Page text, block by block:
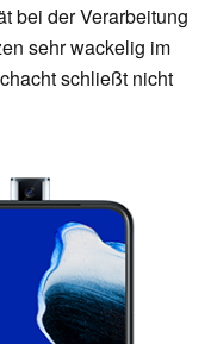
bei der Verarbeitung
sehr wackelig im
schließt nicht